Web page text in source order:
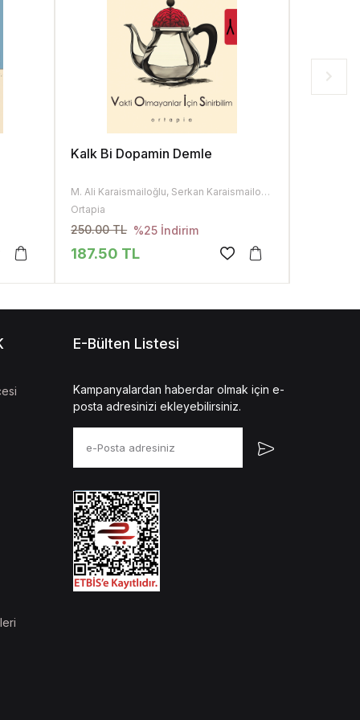
Kalk Bi Dopamin Demle
M. Ali Karaismailoğlu, Serkan Karaismailoğlu
Ortapia
250.00 TL %25 İndirim
187.50 TL
E-Bülten Listesi
Kampanyalardan haberdar olmak için e-
posta adresinizi ekleyebilirsiniz.